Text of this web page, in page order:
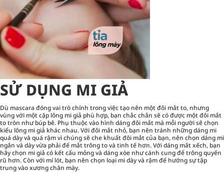
SỬ DỤNG MI GIẢ
Dù mascara đóng vai trò chính trong việc tạo nên một đôi mắt to, nhưng
vùng với một cặp lông mi giả phù hợp, bạn chắc chắn sẽ có được một đôi mắt
to tròn như búp bê. Phụ thuộc vào hình dáng đôi mắt mà mỗi người sẽ chọn
kiểu lông mi giả khác nhau. Với đôi mắt nhỏ, bạn nên tránh những dáng mi
quá dày và quá rậm vì chúng sẽ che khuất đôi mắt của bạn, nên chọn dáng mi
ngắn và dày vừa phải để mắt trông to và tinh tế hơn. Với dáng mắt xếch, bạn
hãy chọn mi giả có kết cấu mỏng và dáng xòe như cánh cung để trông quyến
rũ hơn. Còn với mí lót, bạn nên chọn loại mi dày và rậm để hướng sự tập
trung vào xương chân mày.